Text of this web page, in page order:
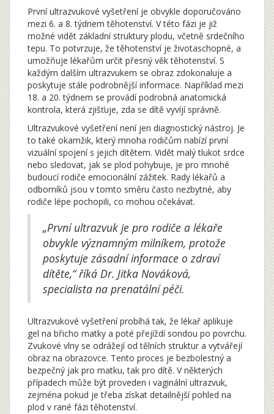
První ultrazvukové vyšetření je obvykle doporučováno
mezi 6. a 8. týdnem těhotenství. V této fázi je již
možné vidět základní struktury plodu, včetně srdečního
tepu. To potvrzuje, že těhotenství je životaschopné, a
umožňuje lékařům určit přesný věk těhotenství. S
každým dalším ultrazvukem se obraz zdokonaluje a
poskytuje stále podrobnější informace. Například mezi
18. a 20. týdnem se provádí podrobná anatomická
kontrola, která zjišťuje, zda se dítě vyvíjí správně.
Ultrazvukové vyšetření není jen diagnostický nástroj. Je
to také okamžik, který mnoha rodičům nabízí první
vizuální spojení s jejich dítětem. Vidět malý tlukot srdce
nebo sledovat, jak se plod pohybuje, je pro mnohé
budoucí rodiče emocionální zážitek. Rady lékařů a
odborníků jsou v tomto směru často nezbytné, aby
rodiče lépe pochopili, co mohou očekávat.
„První ultrazvuk je pro rodiče a lékaře
obvykle významným milníkem, protože
poskytuje zásadní informace o zdraví
dítěte,“ říká Dr. Jitka Nováková,
specialista na prenatální péči.
Ultrazvukové vyšetření probíhá tak, že lékař aplikuje
gel na břicho matky a poté přejíždí sondou po povrchu.
Zvukové vlny se odrážejí od tělních struktur a vytvářejí
obraz na obrazovce. Tento proces je bezbolestný a
bezpečný jak pro matku, tak pro dítě. V některých
případech může být proveden i vaginální ultrazvuk,
zejména pokud je třeba získat detailnější pohled na
plod v rané fázi těhotenství.